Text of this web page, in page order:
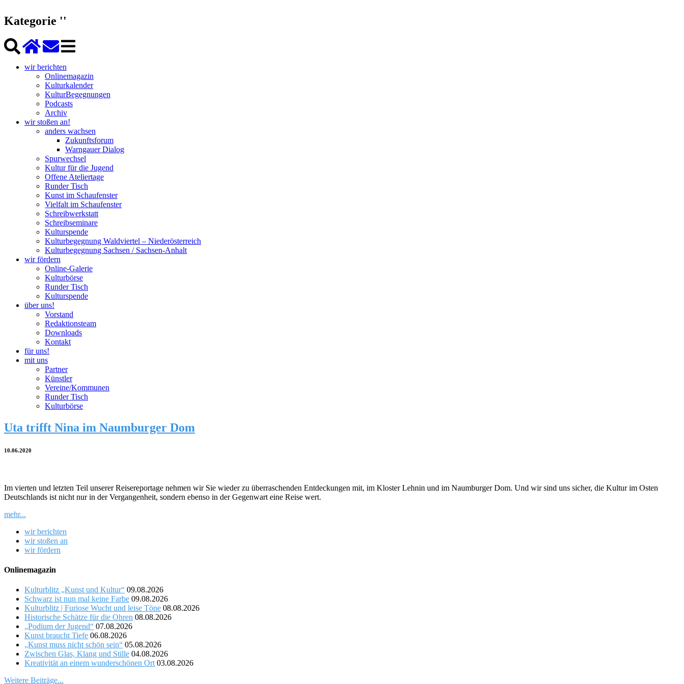
Kategorie ''
wir berichten
Onlinemagazin
Kulturkalender
KulturBegegnungen
Podcasts
Archiv
wir stoßen an!
anders wachsen
Zukunftsforum
Warngauer Dialog
Spurwechsel
Kultur für die Jugend
Offene Ateliertage
Runder Tisch
Kunst im Schaufenster
Vielfalt im Schaufenster
Schreibwerkstatt
Schreibseminare
Kulturspende
Kulturbegegnung Waldviertel – Niederösterreich
Kulturbegegnung Sachsen / Sachsen-Anhalt
wir fördern
Online-Galerie
Kulturbörse
Runder Tisch
Kulturspende
über uns!
Vorstand
Redaktionsteam
Downloads
Kontakt
für uns!
mit uns
Partner
Künstler
Vereine/Kommunen
Runder Tisch
Kulturbörse
Uta trifft Nina im Naumburger Dom
10.06.2020
Im vierten und letzten Teil unserer Reisereportage nehmen wir Sie wieder zu überraschenden Entdeckungen mit, im Kloster Lehnin und im Naumburger Dom. Und wir sind uns sicher, die Kultur im Osten
Deutschlands ist nicht nur in der Vergangenheit, sondern ebenso in der Gegenwart eine Reise wert.
mehr...
wir berichten
wir stoßen an
wir fördern
Onlinemagazin
Kulturblitz „Kunst und Kultur“ 09.08.2026
Schwarz ist nun mal keine Farbe 09.08.2026
Kulturblitz | Furiose Wucht und leise Töne 08.08.2026
Historische Schätze für die Ohren 08.08.2026
„Podium der Jugend“ 07.08.2026
Kunst braucht Tiefe 06.08.2026
„Kunst muss nicht schön sein“ 05.08.2026
Zwischen Glas, Klang und Stille 04.08.2026
Kreativität an einem wunderschönen Ort 03.08.2026
Weitere Beiträge...